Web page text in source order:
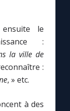
le
:
la ville de
:
, » etc.
à des